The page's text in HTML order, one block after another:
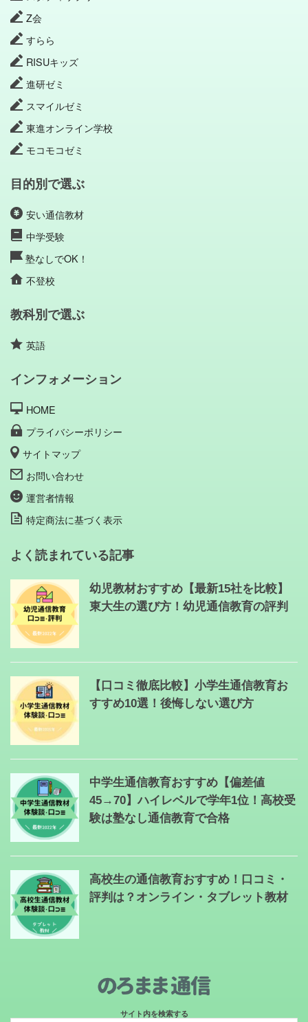
Z会
すらら
RISUキッズ
進研ゼミ
スマイルゼミ
東進オンライン学校
モコモコゼミ
目的別で選ぶ
安い通信教材
中学受験
塾なしでOK！
不登校
教科別で選ぶ
英語
インフォメーション
HOME
プライバシーポリシー
サイトマップ
お問い合わせ
運営者情報
特定商法に基づく表示
よく読まれている記事
幼児教材おすすめ【最新15社を比較】
東大生の選び方！幼児通信教育の評判
【口コミ徹底比較】小学生通信教育お
すすめ10選！後悔しない選び方
中学生通信教育おすすめ【偏差値
45→70】ハイレベルで学年1位！高校受
験は塾なし通信教育で合格
高校生の通信教育おすすめ！口コミ・
評判は？オンライン・タブレット教材
サイト内を検索する